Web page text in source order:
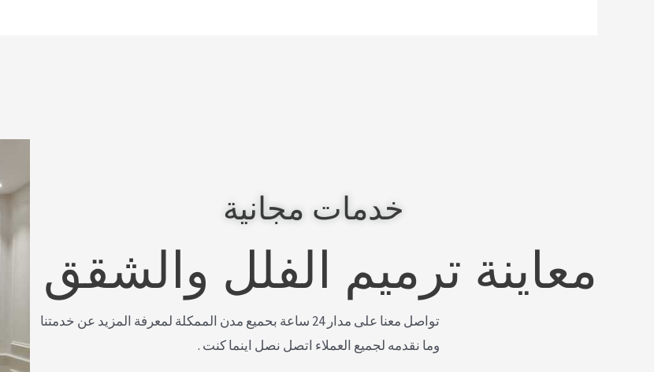
خدمات مجانية
معاينة ترميم الفلل والشقق
تواصل معنا على مدار 24 ساعة بحميع مدن الممكلة لمعرفة المزيد عن خدمتنا
وما نقدمه لجميع العملاء اتصل نصل اينما كنت .